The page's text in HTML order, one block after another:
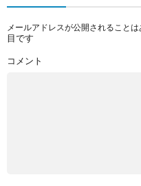
メールアドレスが公開されることは
目です
コメント